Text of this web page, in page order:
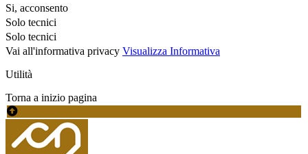
Si, acconsento
Solo tecnici
Solo tecnici
Vai all'informativa privacy Visualizza Informativa
Utilità
Torna a inizio pagina